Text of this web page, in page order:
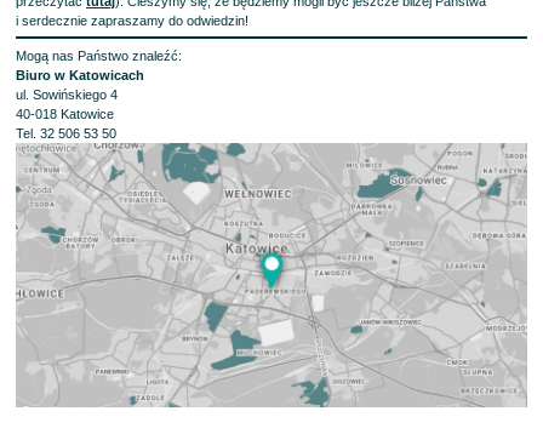
i serdecznie zapraszamy do odwiedzin!
Mogą nas Państwo znaleźć:
Biuro w Katowicach
ul. Sowińskiego 4
40-018 Katowice
Tel. 32 506 53 50